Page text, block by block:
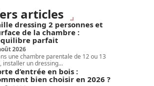
articles
dressing 2 personnes et
de la chambre :
parfait
2026
une chambre parentale de 12 ou 13
installer un dressing…
d’entrée en bois :
bien choisir en 2026 ?